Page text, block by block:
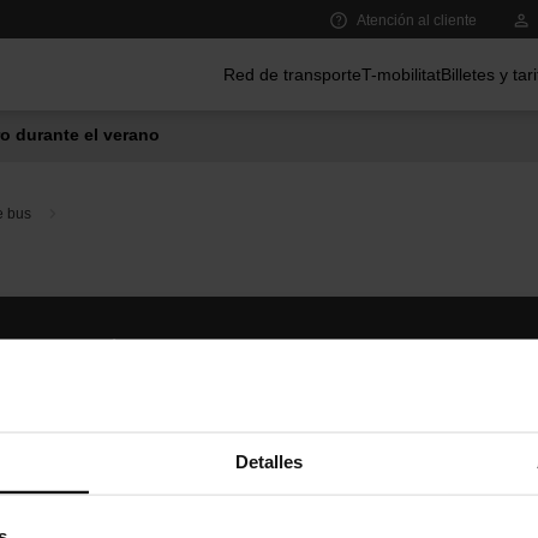
Detalles
Atención al cliente
Red de transporteT-mobilitatBilletes y
durante el verano
bus
Síguenos
TMB